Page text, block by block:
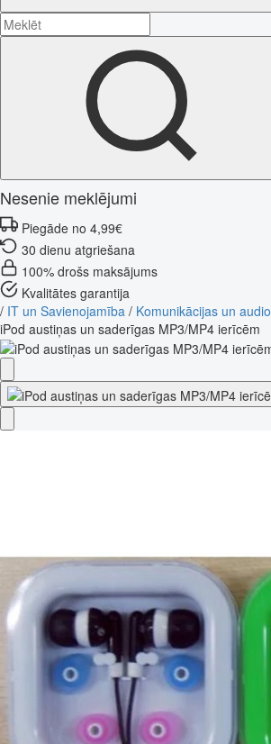
Nesenie meklējumi
Piegāde no 4,99€
30 dienu atgriešana
100% drošs maksājums
Kvalitātes garantija
/ IT un Savienojamība / Komunikācijas un audio
iPod austiņas un saderīgas MP3/MP4 ierīcēm